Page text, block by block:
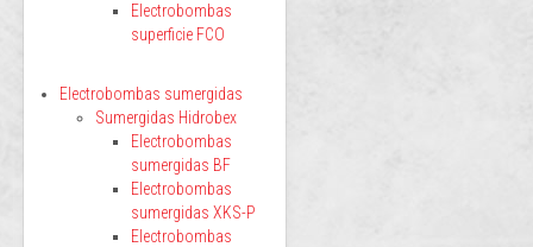
Electrobombas
superficie FCO
Electrobombas sumergidas
Sumergidas Hidrobex
Electrobombas
sumergidas BF
Electrobombas
sumergidas XKS-P
Electrobombas